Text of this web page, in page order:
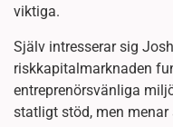
viktiga.
Själv intresserar sig
riskkapitalmarknaden
entreprenörsvänliga
statligt stöd, men